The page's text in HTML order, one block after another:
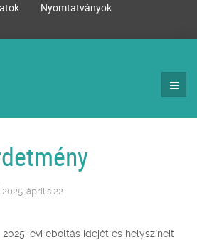
Nyomtatványok
2025. április 22
2025. évi eboltás idejét és helyszíneit